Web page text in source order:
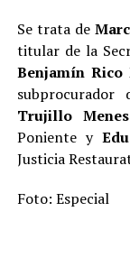
Se trata de
titular de la
Benjamín Rico
subprocurador
Trujillo
Poniente y
Justicia
Foto: Especial